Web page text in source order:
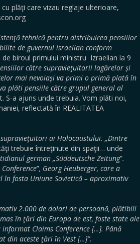
care vizau reglaje ulterioare,
tehnică pentru distribuirea pensiilor
de guvernul israelian conform
biroul primului ministru Izraelian la 9
către supravieţuitorii lagărelor și
mai nevoiaşi va primi o primă plată în
plăti pensiile către grupul general al
S-a ajuns unde trebuia. Vom plăti noi,
reflectată în REALITATEA
ai Holocaustului. „Dintre
trebuie întreţinute din spaţii… unde
german „Süddeutsche Zeitung”.
”, Georg Heuberger, care a
fosta Uniune Sovietică – aproximativ
2.000 de dolari de persoană, plătibili
în ţări din Europa de est, foste state ale
Claims Conference […]. Până
din aceste ţări în Vest […]”.